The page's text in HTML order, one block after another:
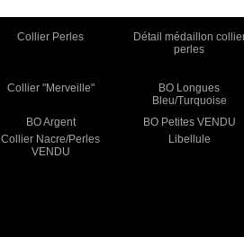
Collier Perles
Détail médaillon
perles
Collier "Merveille"
BO Longues
Bleu/Turquoise
BO Argent
BO Petites VENDU
Collier Nacre/Perles
VENDU
Libellule